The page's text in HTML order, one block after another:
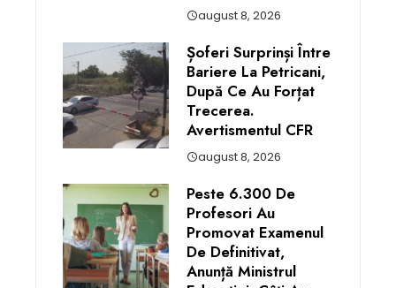
august 8, 2026
Șoferi Surprinși Între
Bariere La Petricani,
După Ce Au Forțat
Trecerea.
Avertismentul CFR
august 8, 2026
Peste 6.300 De
Profesori Au
Promovat Examenul
De Definitivat,
Anunță Ministrul